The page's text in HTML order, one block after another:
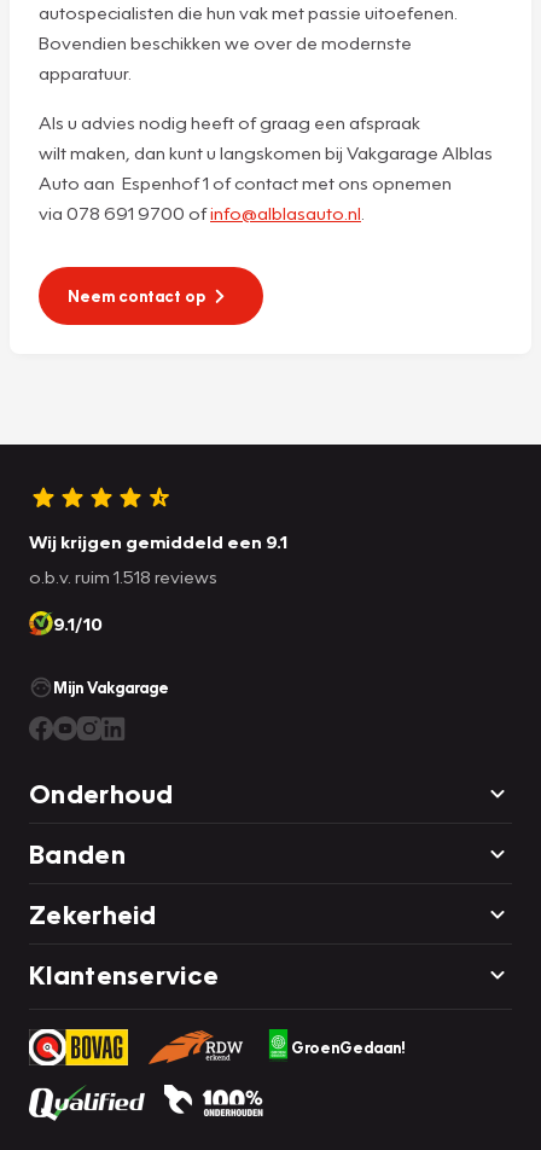
autospecialisten die hun vak met passie uitoefenen.
Bovendien beschikken we over de modernste
apparatuur.
Als u advies nodig heeft of graag een afspraak
wilt maken, dan kunt u langskomen bij Vakgarage Alblas
Auto aan Espenhof 1 of contact met ons opnemen
via 078 691 9700 ofinfo@alblasauto.nl
Neem contact op
Wij krijgen gemiddeld een 9.1
o.b.v. ruim 1.518 reviews
9.1/10
Mijn Vakgarage
Onderhoud
Banden
Zekerheid
Klantenservice
GroenGedaan!